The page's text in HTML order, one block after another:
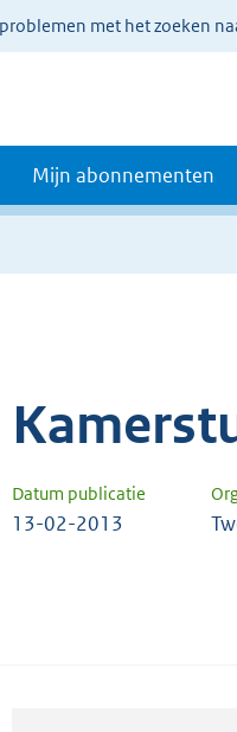
met het zoeken
Mijn abonnementen
Datum publicatie
13-02-2013